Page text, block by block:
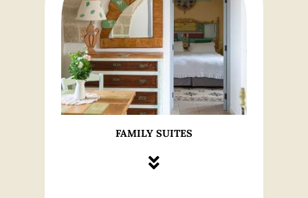
FAMILY SUITES